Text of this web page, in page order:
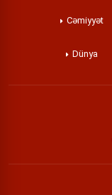
Cəmiyyət
Dünya